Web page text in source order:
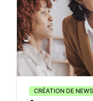
CRÉATION DE